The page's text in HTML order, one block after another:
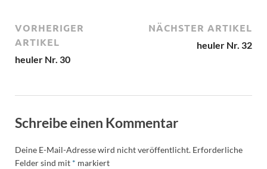
VORHERIGER
ARTIKEL
heuler Nr. 30
NÄCHSTER ARTIKEL
heuler Nr. 32
Schreibe einen Kommentar
Deine E-Mail-Adresse wird nicht veröffentlicht. Erforderliche
Felder sind mit * markiert